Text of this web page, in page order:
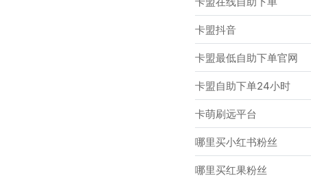
卡盟抖音
卡盟最低自助下单官网
卡盟自助下单24小时
卡萌刷远平台
哪里买小红书粉丝
哪里买红果粉丝